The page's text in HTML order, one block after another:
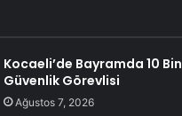
Kocaeli’de Bayramda 10 Bin
Güvenlik Görevlisi
Ağustos 7, 2026